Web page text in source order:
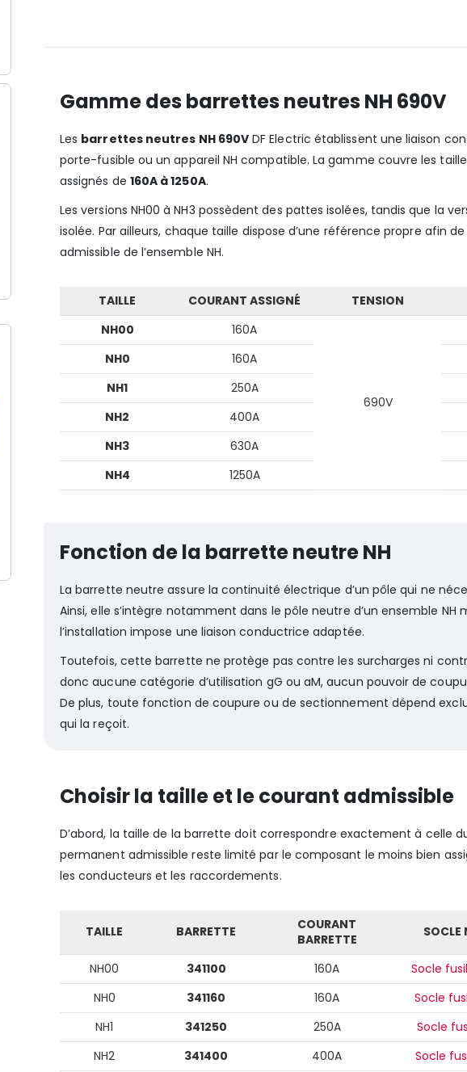
Gamme des barrettes neutres NH 690V
Les barrettes neutres NH 690V DF Electric établissent une liaison
porte-fusible ou un appareil NH compatible. La gamme couvre les
assignés de 160A à 1250A.
Les versions NH00 à NH3 possèdent des pattes isolées, tandis que la
isolée. Par ailleurs, chaque taille dispose d’une référence propre afin
admissible de l’ensemble NH.
TAILLE COURANT ASSIGNÉ TENSION
NH00
160A
690V
NH0 160A
NH1
250A
NH2
400A
NH3
630A
NH4
1250A
Fonction de la barrette neutre NH
La barrette neutre assure la continuité électrique d’un pôle qui ne
Ainsi, elle s’intègre notamment dans le pôle neutre d’un ensemble
l’installation impose une liaison conductrice adaptée.
Toutefois, cette barrette ne protège pas contre les surcharges ni
donc aucune catégorie d’utilisation gG ou aM, aucun pouvoir de
De plus, toute fonction de coupure ou de sectionnement dépend
qui la reçoit.
Choisir la taille et le courant admissible
D’abord, la taille de la barrette doit correspondre exactement à celle
permanent admissible reste limité par le composant le moins bien
les conducteurs et les raccordements.
TAILLE BARRETTE
COURANT
BARRETTE
SOCLE
NH00 341100 160A Socle
NH0
341160 160A Socle
NH1
341250 250A Socle
NH2
341400 400A Socle